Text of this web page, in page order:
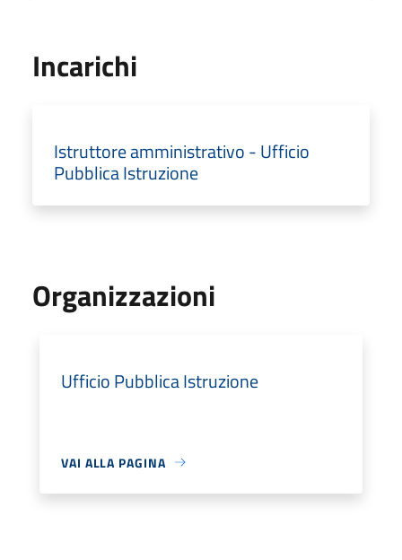
Incarichi
Istruttore amministrativo - Ufficio
Pubblica Istruzione
Organizzazioni
Ufficio Pubblica Istruzione
VAI ALLA PAGINA